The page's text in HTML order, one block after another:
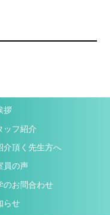
拶
ッフ紹介
介頂く先生方へ
員の声
のお問合わせ
らせ